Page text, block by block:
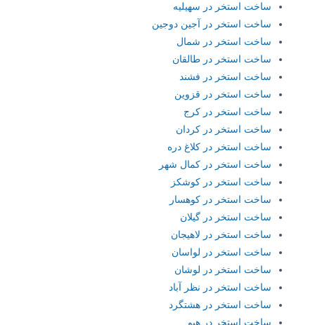
ساخت استخر در سهیلیه
ساخت استخر در آجین دوجین
ساخت استخر در شمال
ساخت استخر در طالقان
ساخت استخر در فشند
ساخت استخر در قزوین
ساخت استخر در کرج
ساخت استخر در کردان
ساخت استخر در کلاغ دره
ساخت استخر در کمال شهر
ساخت استخر در کوشکز
ساخت استخر در کوهسار
ساخت استخر در گیلان
ساخت استخر در لاهیجان
ساخت استخر در لواسان
ساخت استخر در لوشان
ساخت استخر در نظر آباد
ساخت استخر در هشتگرد
ساخت استخر در هیو